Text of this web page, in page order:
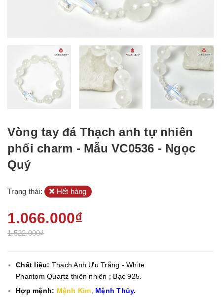
Vòng tay đá Thạch anh tự nhiên
phối charm - Mẫu VC0536 - Ngọc
Quý
Trạng thái: Hết hàng
1.066.000₫
1.522.000₫
Chất liệu: Thạch Anh Ưu Trắng - White
Phantom Quartz thiên nhiên ; Bạc 925.
Hợp mệnh: Mệnh Kim, Mệnh Thủy.